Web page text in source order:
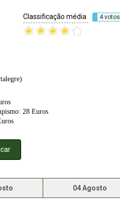
Classificação média 4 votos
28 Euros
04 Agosto